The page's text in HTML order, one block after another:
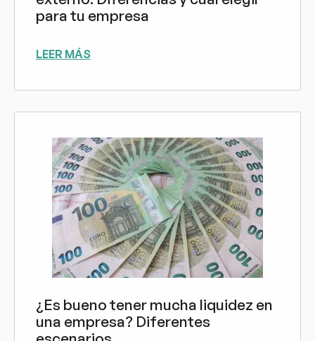
para tu empresa
LEER MÁS
¿Es bueno tener mucha liquidez en
una empresa? Diferentes